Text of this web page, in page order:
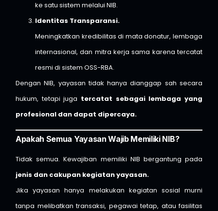
ke satu sistem melalui NIB.
Identitas Transparansi.
Meningkatkan kredibilitas di mata donatur, lembaga
internasional, dan mitra kerja sama karena tercatat
resmi di sistem OSS-RBA.
Dengan NIB, yayasan tidak hanya dianggap sah secara
hukum, tetapi juga tercatat sebagai lembaga yang
profesional dan dapat dipercaya.
Apakah Semua Yayasan Wajib Memiliki NIB?
Tidak semua. Kewajiban memiliki NIB bergantung pada
jenis dan cakupan kegiatan yayasan.
Jika yayasan hanya melakukan kegiatan sosial murni
tanpa melibatkan transaksi, pegawai tetap, atau fasilitas